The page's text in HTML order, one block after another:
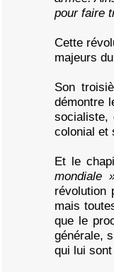
pour faire
Cette
majeurs
Son
démontre
socialiste,
colonial et
Et le
mondiale
révolution
mais
que le
générale,
qui lui